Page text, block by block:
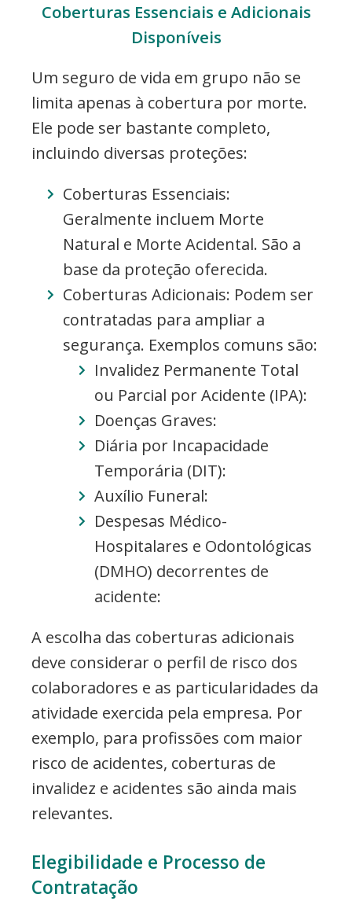
Coberturas Essenciais e Adicionais
Disponíveis
Um seguro de vida em grupo não se
limita apenas à cobertura por morte.
Ele pode ser bastante completo,
incluindo diversas proteções:
Coberturas Essenciais:
Geralmente incluem Morte
Natural e Morte Acidental. São a
base da proteção oferecida.
Coberturas Adicionais: Podem ser
contratadas para ampliar a
segurança. Exemplos comuns são:
Invalidez Permanente Total
ou Parcial por Acidente (IPA):
Doenças Graves:
Diária por Incapacidade
Temporária (DIT):
Auxílio Funeral:
Despesas Médico-
Hospitalares e Odontológicas
(DMHO) decorrentes de
acidente:
A escolha das coberturas adicionais
deve considerar o perfil de risco dos
colaboradores e as particularidades da
atividade exercida pela empresa. Por
exemplo, para profissões com maior
risco de acidentes, coberturas de
invalidez e acidentes são ainda mais
relevantes.
Elegibilidade e Processo de
Contratação